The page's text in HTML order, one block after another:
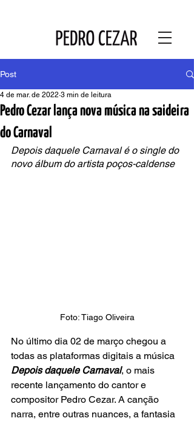
Post
Pedro Cezar lança nova música na saideira
do Carnaval
4 de mar. de 2022 3 min de leitura
Depois daquele Carnaval é o single do
novo álbum do artista poços-caldense
Foto: Tiago Oliveira
No último dia 02 de março chegou a
todas as plataformas digitais a música
Depois daquele Carnaval, o mais
recente lançamento do cantor e
compositor Pedro Cezar. A canção
narra, entre outras nuances, a fantasia